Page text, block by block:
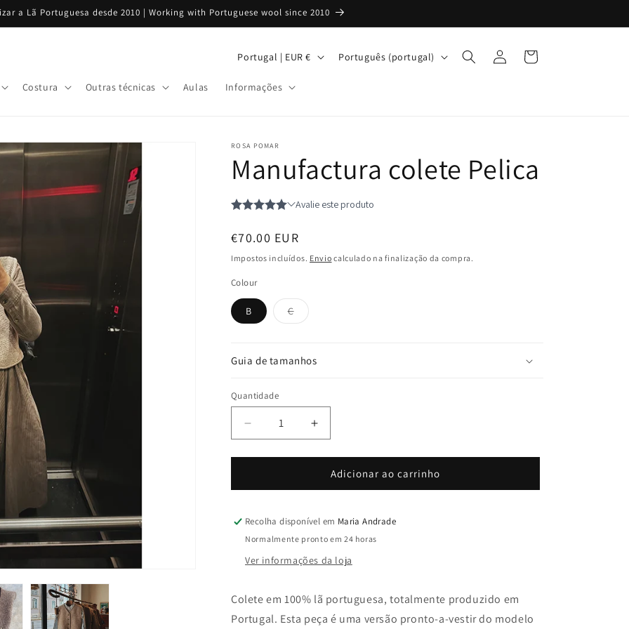
a Lã Portuguesa desde 2010 | Working with Portuguese wool since 2010
Costura Outras técnicas Aulas Informações
í
/
r
e
g
ã
Portugal | EUR €
a
Português (portugal)
Iniciar
sessão
Carrinho
ROSA POMAR
Manufactura colete Pelica
Preço
normal
€70.00 EUR
Impostos incluídos. Envio calculado na finalização da compra.
Colour
B CVariante
esgotada
Guia de tamanhos
Quantidade
Quantidade
Diminuir
a
quantidade
Manufactura
Pelica
Aumentar
a
quantidade
Manufactura
Pelica
Adicionar ao carrinho
Recolha disponível em Maria Andrade
Normalmente pronto em 24 horas
Ver informações da loja
Colete em 100% lã portuguesa, totalmente produzido em
Portugal. Esta peça é uma versão pronto-a-vestir do modelo